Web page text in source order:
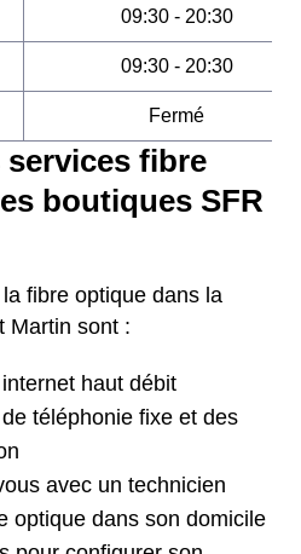
09:30 - 20:30
09:30 - 20:30
Fermé
fibre
boutiques SFR
fibre optique dans la
Martin sont :
haut débit
téléphonie fixe et des
avec un technicien
optique dans son domicile